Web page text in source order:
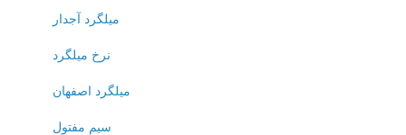
میلگرد آجدار
نرخ میلگرد
میلگرد اصفهان
سیم مفتول